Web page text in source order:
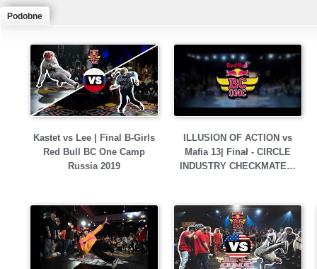
Podobne
Kastet vs Lee | Final B-Girls
Red Bull BC One Camp
Russia 2019
ILLUSION OF ACTION vs
Mafia 13| Finał - CIRCLE
INDUSTRY CHECKMATE…